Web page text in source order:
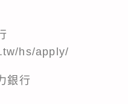
hs/apply/
銀行